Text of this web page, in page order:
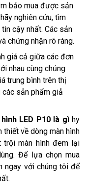
bảo mua được sản
nghiên cứu, tìm
cậy nhất. Các sản
chứng nhận rõ ràng.
giá cả giữa các đơn
nhau cùng chủng
trung bình trên thị
các sản phẩm giả
LED P10 là gìhy
về dòng màn hình
trội màn hình đem lại
Để lựa chọn mua
ngay với chúng tôi để